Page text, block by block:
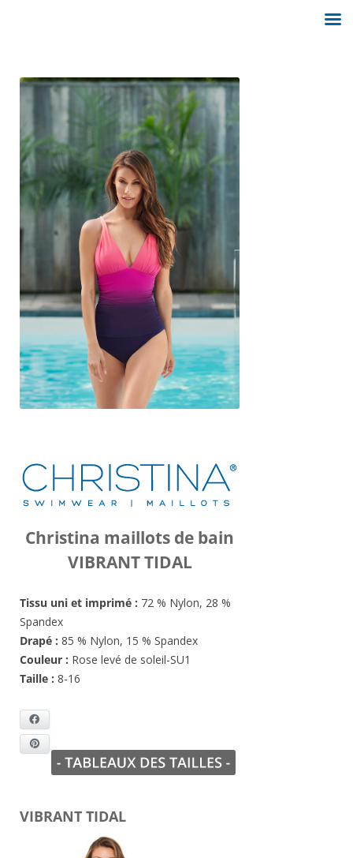
Christina maillots de bain
VIBRANT TIDAL
Tissu uni et imprimé : 72 % Nylon, 28 %
Spandex
Drapé : 85 % Nylon, 15 % Spandex
Couleur : Rose levé de soleil-SU1
Taille : 8-16
VIBRANT TIDAL